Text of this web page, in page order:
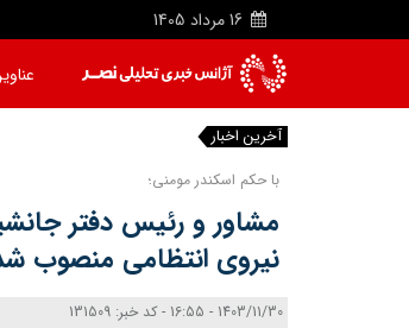
16 مرداد 1405
آخرین اخبار
با حکم اسکندر مومنی؛
مشاور و رئیس دفتر
نیروی انتظامی منصوب
1403/11/30 - 16:55 - کد خبر: 131509